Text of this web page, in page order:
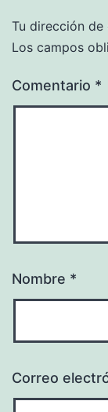
Tu dirección
Los campos
Comentario *
Nombre *
Correo